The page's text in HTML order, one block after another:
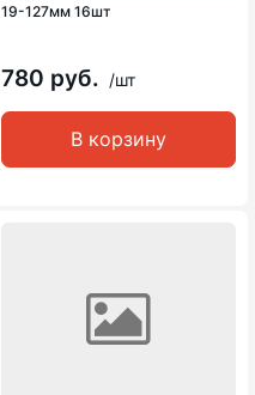
19-127мм 16шт
780 руб. /шт
В корзину